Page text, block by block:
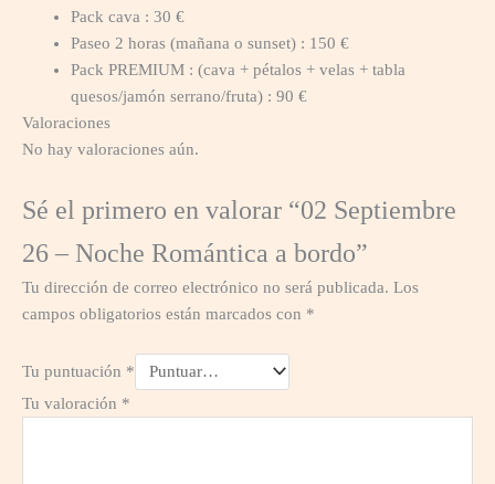
Pack cava : 30 €
Paseo 2 horas (mañana o sunset) : 150 €
Pack PREMIUM : (cava + pétalos + velas + tabla
quesos/jamón serrano/fruta) : 90 €
Valoraciones
No hay valoraciones aún.
Sé el primero en valorar “02 Septiembre
26 – Noche Romántica a bordo”
Tu dirección de correo electrónico no será publicada. Los
campos obligatorios están marcados con *
Tu puntuación *
Tu valoración *